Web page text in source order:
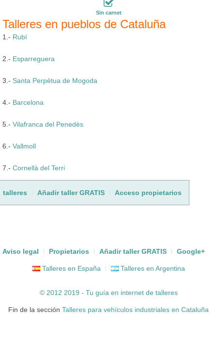
Sin carnet
Talleres en pueblos de Cataluña
1.- Rubí
2.- Esparreguera
3.- Santa Perpètua de Mogoda
4.- Barcelona
5.- Vilafranca del Penedès
6.- Vallmoll
7.- Cornellà del Terri
talleres Añadir taller GRATIS Acceso propietarios
Aviso legal Propietarios Añadir taller GRATIS Google+
Talleres en España Talleres en Argentina
© 2012 2019 - Tu guía en internet de talleres
Fin de la sección Talleres para vehículos industriales en Cataluña